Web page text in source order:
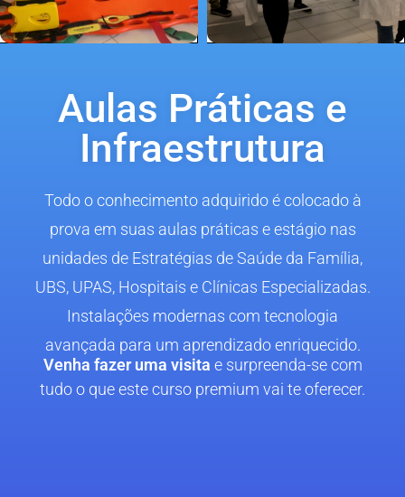
Aulas Práticas e
Infraestrutura
Todo o conhecimento adquirido é colocado à
prova em suas aulas práticas e estágio nas
unidades de Estratégias de Saúde da Família,
UBS, UPAS, Hospitais e Clínicas Especializadas.
Instalações modernas com tecnologia
avançada para um aprendizado enriquecido.
Venha fazer uma visita e surpreenda-se com
tudo o que este curso premium vai te oferecer.